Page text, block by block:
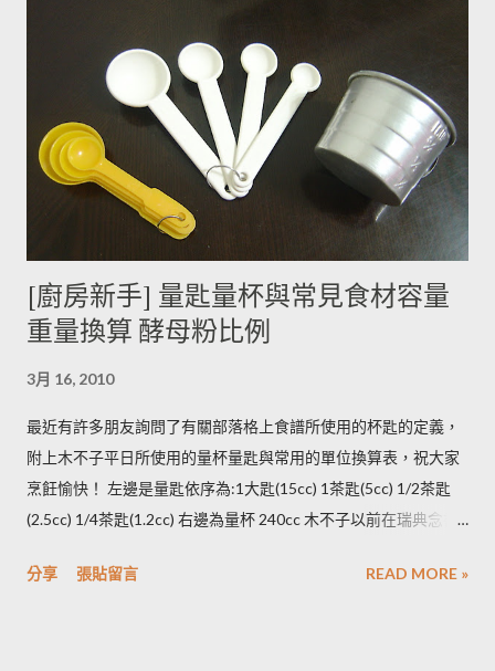
含量超標的跡象。 此外在壓力環境下生長與光線曝曬環境，都可
能引起生物鹼含量倍增，甚至到正常量(每100公克馬鈴薯含2~15
毫克生物鹼)的三倍。 (書中提到的壓力環境下生長，木不子不是
很了解壓力環境的定義，歡迎有種植經驗的朋友分享。) ◆ 馬鈴
薯應該如何正確儲藏？ 1. 放在陰暗角落避免受光線照射持續增加
生物鹼。 2. 別放進冰箱冷藏，低溫冷藏儲存過的馬鈴薯，切開後
烹煮變黑的情形較常溫儲存的馬鈴薯嚴重。 2014/12/12修正，
木不子誤解《食物與廚藝 蔬果、香料、穀物》 P82~85的文字
意義，請大家掠過這段說法。自己的經驗是冰過的馬鈴薯煮完比
較容易發黑，但是目前還找不到相關的原因。歡迎大家提供。 3.
淨蒸熟，接著再依據料理需求切塊或壓泥分裝，送入冷凍庫冷
凍。必須注意的是，在馬鈴薯冷凍的過程，水分會與澱粉脫離，
所以解凍馬鈴薯塊時馬鈴薯會出水，不同的馬鈴薯品種，出水程
度不同，可依料理需求選擇；冷凍庫的幸福生活提案一書提到：
將馬鈴薯壓成泥，可以改善馬鈴薯解凍後水水軟軟的狀態。木不
被附近的馬鈴薯泥吸收。 2014/12/12補充from Patty： 1.新鮮現
[廚房新手] 量匙量杯與常見食材容量
重量換算 酵母粉比例
3月 16, 2010
最近有許多朋友詢問了有關部落格上食譜所使用的杯匙的定義，
附上木不子平日所使用的量杯量匙與常用的單位換算表，祝大家
烹飪愉快！ 左邊是量匙依序為:1大匙(15cc) 1茶匙(5cc) 1/2茶匙
(2.5cc) 1/4茶匙(1.2cc) 右邊為量杯 240cc 木不子以前在瑞典念書
用材料容量重量換算表 名稱 1 小匙 (1t) 1 大匙(1T) 1 杯(1cup)
分享 張貼留言 READ MORE »